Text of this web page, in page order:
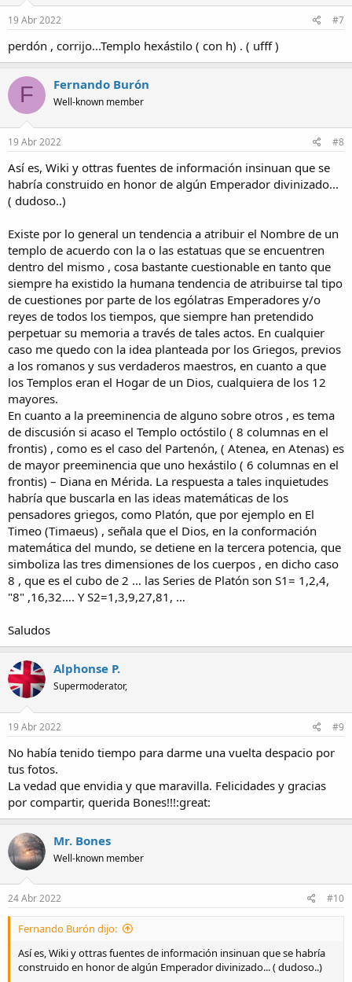
19 Abr 2022 #7
perdón , corrijo...Templo hexástilo ( con h) . ( ufff )
F Fernando Burón
Well-known member
19 Abr 2022 #8
Así es, Wiki y ottras fuentes de información insinuan que se
habría construido en honor de algún Emperador divinizado...
( dudoso..)
Existe por lo general un tendencia a atribuir el Nombre de un
templo de acuerdo con la o las estatuas que se encuentren
dentro del mismo , cosa bastante cuestionable en tanto que
siempre ha existido la humana tendencia de atribuirse tal tipo
de cuestiones por parte de los ególatras Emperadores y/o
reyes de todos los tiempos, que siempre han pretendido
perpetuar su memoria a través de tales actos. En cualquier
caso me quedo con la idea planteada por los Griegos, previos
a los romanos y sus verdaderos maestros, en cuanto a que
los Templos eran el Hogar de un Dios, cualquiera de los 12
mayores.
En cuanto a la preeminencia de alguno sobre otros , es tema
de discusión si acaso el Templo octóstilo ( 8 columnas en el
frontis) , como es el caso del Partenón, ( Atenea, en Atenas) es
de mayor preeminencia que uno hexástilo ( 6 columnas en el
frontis) – Diana en Mérida. La respuesta a tales inquietudes
habría que buscarla en las ideas matemáticas de los
pensadores griegos, como Platón, que por ejemplo en El
Timeo (Timaeus) , señala que el Dios, en la conformación
matemática del mundo, se detiene en la tercera potencia, que
simboliza las tres dimensiones de los cuerpos , en dicho caso
8 , que es el cubo de 2 … las Series de Platón son S1= 1,2,4,
"8" ,16,32…. Y S2=1,3,9,27,81, …
Saludos
Alphonse P.
Supermoderator,
19 Abr 2022 #9
No había tenido tiempo para darme una vuelta despacio por
tus fotos.
La vedad que envidia y que maravilla. Felicidades y gracias
por compartir, querida Bones!!!:great:
Mr. Bones
Well-known member
24 Abr 2022 #10
Fernando Burón dijo:
Así es, Wiki y ottras fuentes de información insinuan que se habría
construido en honor de algún Emperador divinizado... ( dudoso..)